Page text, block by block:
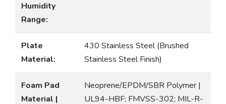
Humidity
Range:
Plate
Material:
430 Stainless Steel (Brushed
Stainless Steel Finish)
Foam Pad
Material |
Neoprene/EPDM/SBR Polymer |
UL94-HBF; FMVSS-302; MIL-R-